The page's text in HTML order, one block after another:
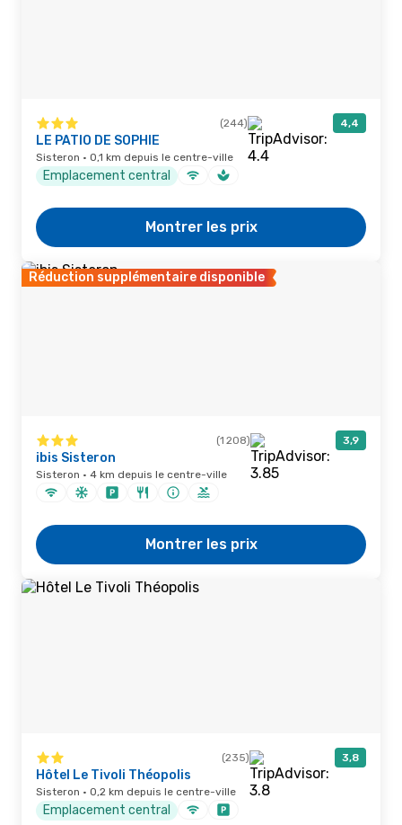
(244) 4,4
LE PATIO DE SOPHIE
Sisteron · 0,1 km depuis le centre-ville
Emplacement central
Montrer les prix
Réduction supplémentaire disponible
(1 208) 3,9
ibis Sisteron
Sisteron · 4 km depuis le centre-ville
Montrer les prix
(235) 3,8
Hôtel Le Tivoli Théopolis
Sisteron · 0,2 km depuis le centre-ville
Emplacement central